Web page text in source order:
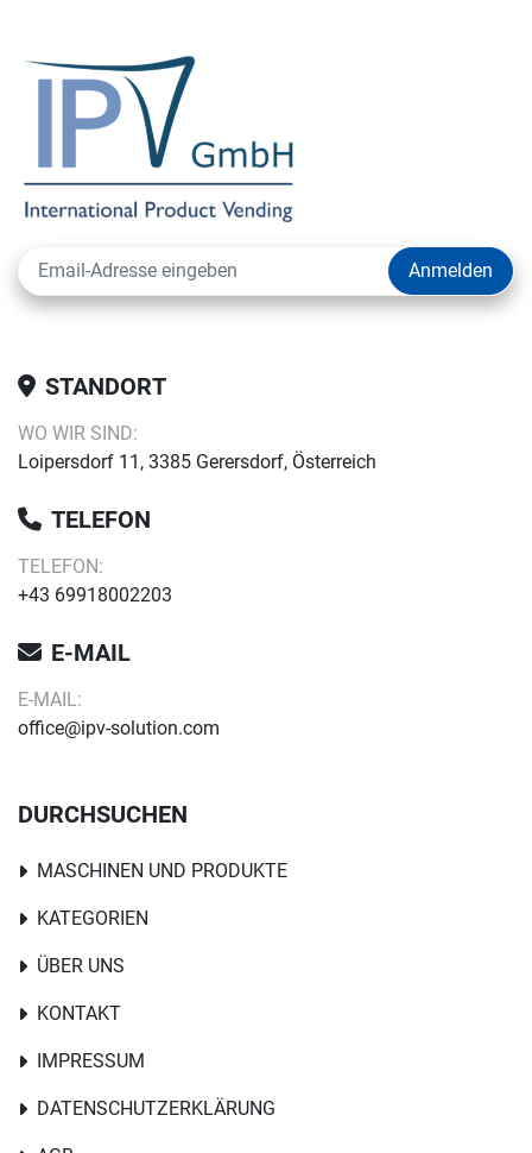
Anmelden
STANDORT
WO WIR SIND:
Loipersdorf 11, 3385 Gerersdorf, Österreich
TELEFON
TELEFON:
+43 69918002203
E-MAIL
E-MAIL:
office@ipv-solution.com
DURCHSUCHEN
MASCHINEN UND PRODUKTE
KATEGORIEN
ÜBER UNS
KONTAKT
IMPRESSUM
DATENSCHUTZERKLÄRUNG